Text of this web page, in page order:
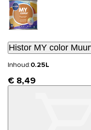
Histor MY color
Inhoud:0.25L
€ 8,49